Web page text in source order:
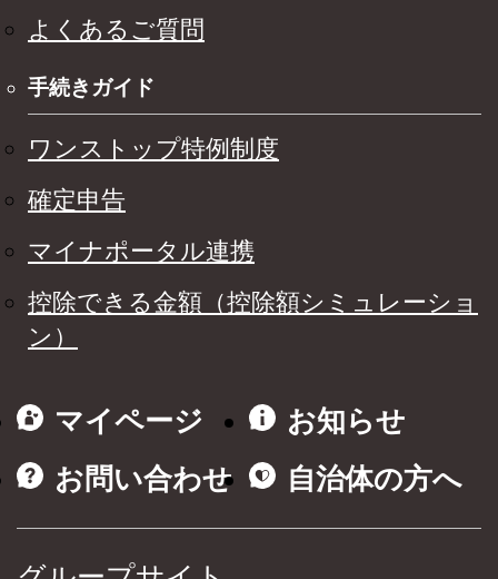
よくあるご質問
手続きガイド
ワンストップ特例制度
確定申告
マイナポータル連携
控除できる金額（控除額シミュレーショ
ン）
マイページ
お知らせ
お問い合わせ
自治体の方へ